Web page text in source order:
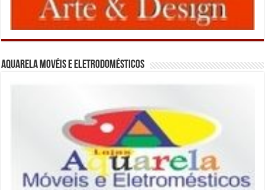
Aquarela Movéis e Eletrodomésticos